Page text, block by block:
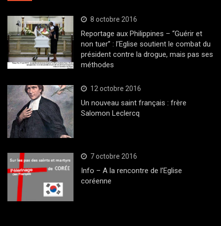
8 octobre 2016
Reportage aux Philippines – “Guérir et
non tuer” : l’Eglise soutient le combat du
président contre la drogue, mais pas ses
méthodes
12 octobre 2016
Un nouveau saint français : frère
Salomon Leclercq
7 octobre 2016
Info – A la rencontre de l’Eglise
coréenne